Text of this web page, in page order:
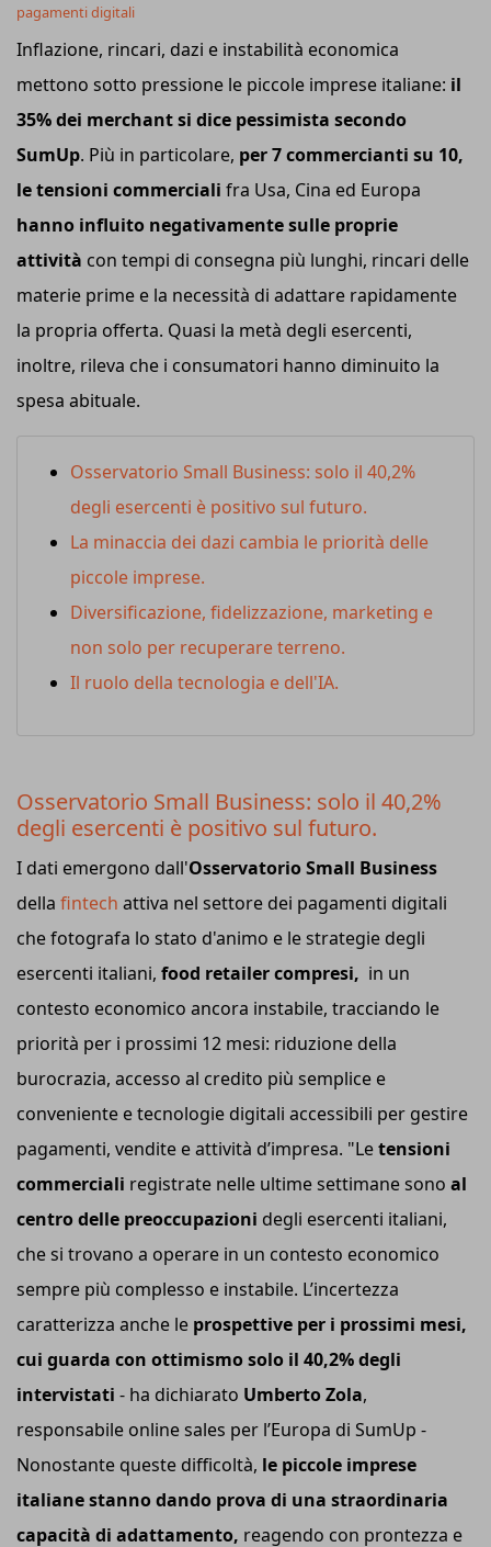
pagamenti digitali
Inflazione, rincari, dazi e instabilità economica
mettono sotto pressione le piccole imprese italiane: il
35% dei merchant si dice pessimista secondo
SumUp. Più in particolare, per 7 commercianti su 10,
le tensioni commerciali fra Usa, Cina ed Europa
hanno influito negativamente sulle proprie
attività con tempi di consegna più lunghi, rincari delle
materie prime e la necessità di adattare rapidamente
la propria offerta. Quasi la metà degli esercenti,
inoltre, rileva che i consumatori hanno diminuito la
spesa abituale.
Osservatorio Small Business: solo il 40,2%
degli esercenti è positivo sul futuro.
La minaccia dei dazi cambia le priorità delle
piccole imprese.
Diversificazione, fidelizzazione, marketing e
non solo per recuperare terreno.
Il ruolo della tecnologia e dell'IA.
Osservatorio Small Business: solo il 40,2%
degli esercenti è positivo sul futuro.
I dati emergono dall'Osservatorio Small Business
della fintech attiva nel settore dei pagamenti digitali
che fotografa lo stato d'animo e le strategie degli
esercenti italiani, food retailer compresi, in un
contesto economico ancora instabile, tracciando le
priorità per i prossimi 12 mesi: riduzione della
burocrazia, accesso al credito più semplice e
conveniente e tecnologie digitali accessibili per gestire
pagamenti, vendite e attività d’impresa. "Letensioni
commerciali registrate nelle ultime settimane sono al
centro delle preoccupazioni degli esercenti italiani,
che si trovano a operare in un contesto economico
sempre più complesso e instabile. L’incertezza
caratterizza anche le prospettive per i prossimi mesi,
cui guarda con ottimismo solo il 40,2% degli
intervistati - ha dichiarato Umberto Zola,
responsabile online sales per l’Europa di SumUp -
Nonostante queste difficoltà, le piccole imprese
italiane stanno dando prova di una straordinaria
capacità di adattamento, reagendo con prontezza e